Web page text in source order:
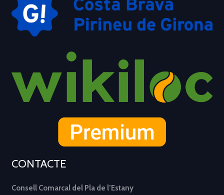
CONTACTE
Consell Comarcal del Pla de l’Estany